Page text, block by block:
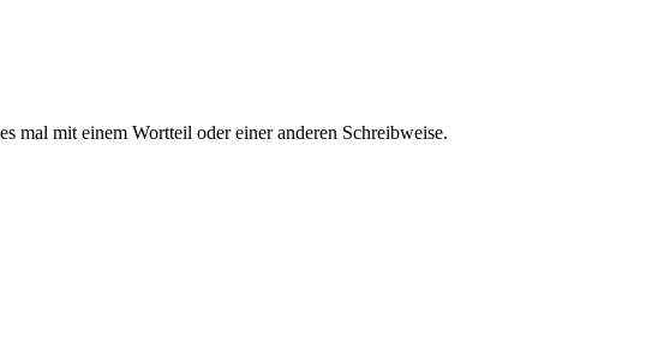
mal mit einem Wortteil oder einer anderen Schreibweise.